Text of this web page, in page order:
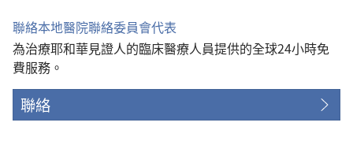
聯絡本地醫院聯絡委員會代表
為治療耶和華見證人的臨床醫療人員提供的全球24小時免
費服務。
聯絡